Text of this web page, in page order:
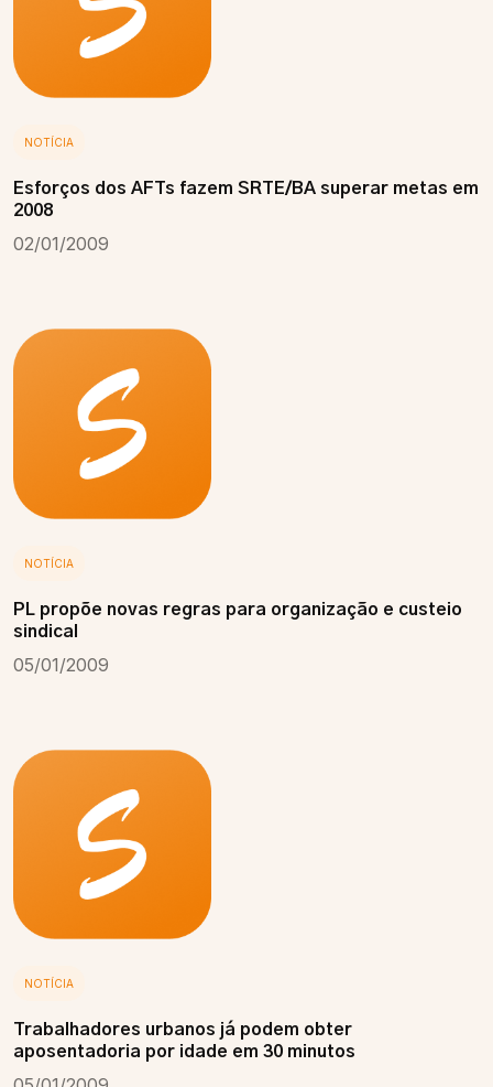
NOTÍCIA
Esforços dos AFTs fazem SRTE/BA superar metas em
2008
02/01/2009
NOTÍCIA
PL propõe novas regras para organização e custeio
sindical
05/01/2009
NOTÍCIA
Trabalhadores urbanos já podem obter
aposentadoria por idade em 30 minutos